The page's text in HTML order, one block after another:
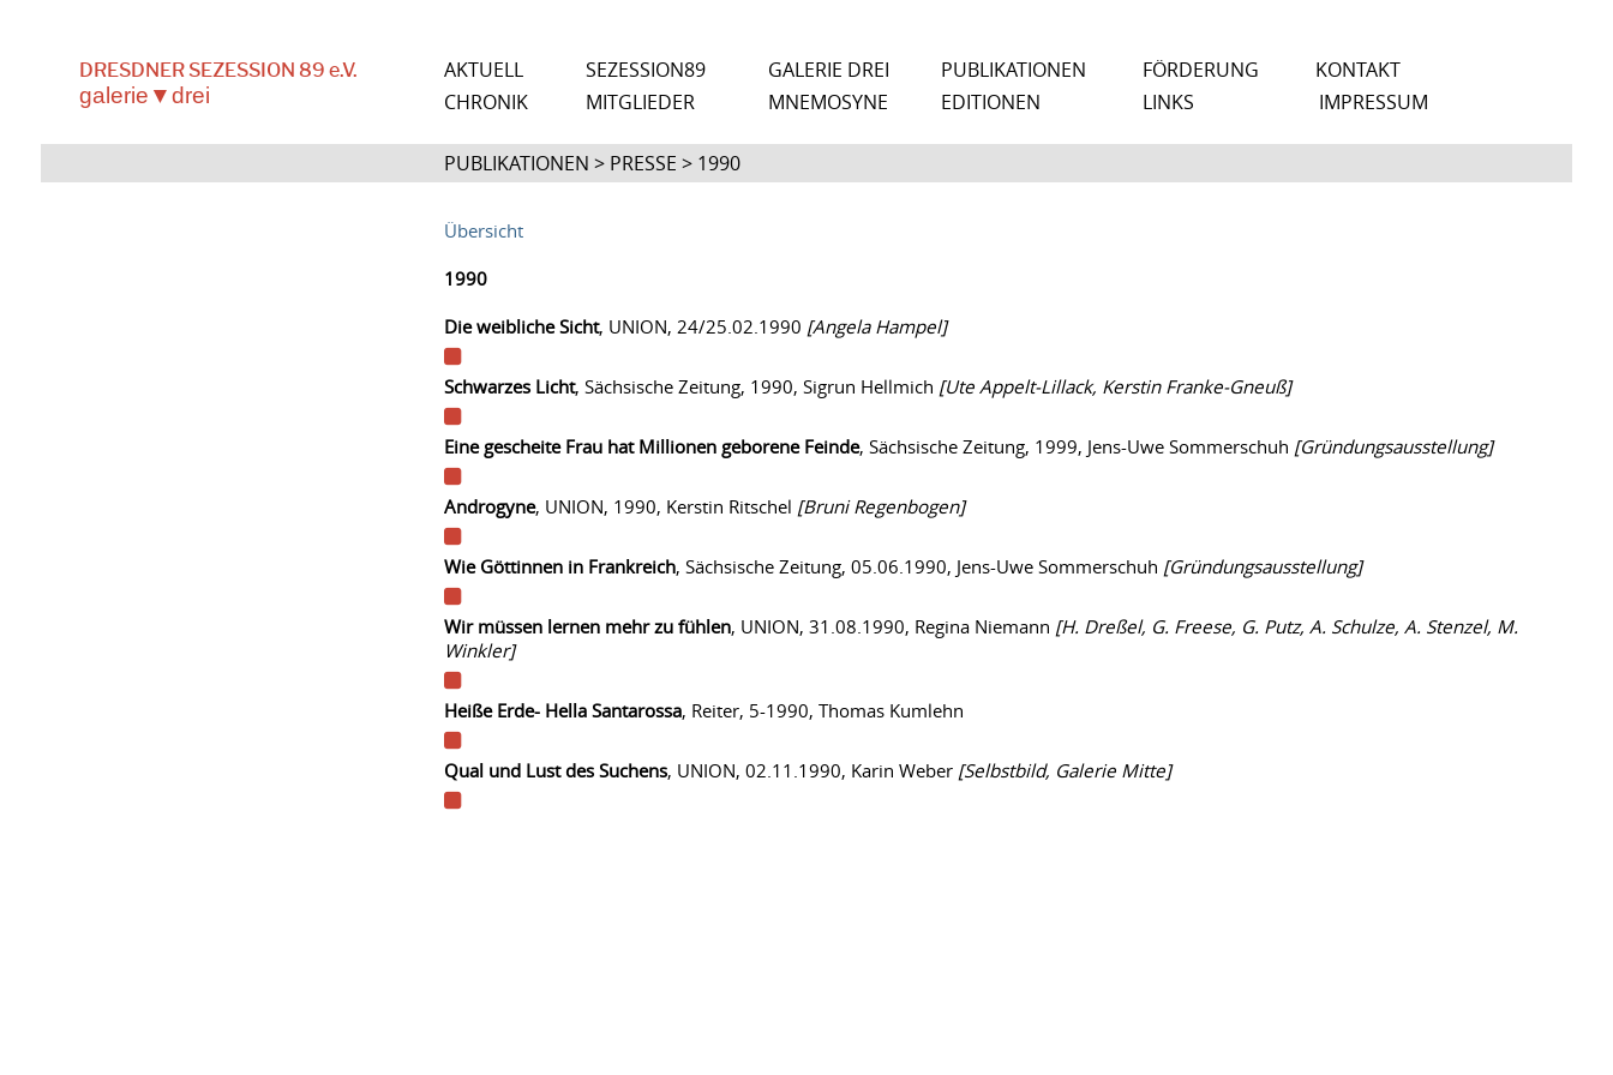
DRESDNER SEZESSION 89 e.V.
galerie▼drei
AKTUELL SEZESSION89 GALERIE DREI PUBLIKATIONEN FÖRDERUNG
KONTAKT
CHRONIK
MITGLIEDER MNEMOSYNE EDITIONEN LINKS IMPRESSUM
PUBLIKATIONEN > PRESSE > 1990
Übersicht
1990
Die weibliche Sicht, UNION, 24/25.02.1990 [Angela Hampel]
Schwarzes Licht, Sächsische Zeitung, 1990, Sigrun Hellmich [Ute Appelt-Lillack, Kerstin Franke-Gneuß]
Eine gescheite Frau hat Millionen geborene Feinde, Sächsische Zeitung, 1999, Jens-Uwe Sommerschuh [Gründungsausstellung]
Androgyne, UNION, 1990, Kerstin Ritschel [Bruni Regenbogen]
Wie Göttinnen in Frankreich, Sächsische Zeitung, 05.06.1990, Jens-Uwe Sommerschuh [Gründungsausstellung]
Wir müssen lernen mehr zu fühlen, UNION, 31.08.1990, Regina Niemann [H. Dreßel, G. Freese, G. Putz, A. Schulze, A. Stenzel, M.
Winkler]
Heiße Erde- Hella Santarossa, Reiter, 5-1990, Thomas Kumlehn
Qual und Lust des Suchens, UNION, 02.11.1990, Karin Weber [Selbstbild, Galerie Mitte]